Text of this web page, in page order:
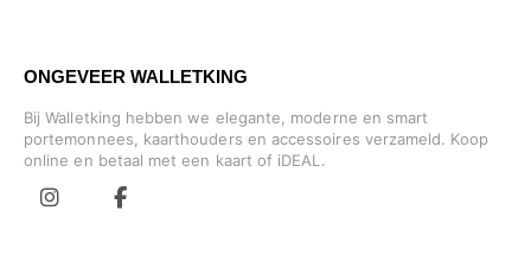
ONGEVEER WALLETKING
Bij Walletking hebben we elegante, moderne en smart
portemonnees, kaarthouders en accessoires verzameld. Koop
online en betaal met een kaart of iDEAL.